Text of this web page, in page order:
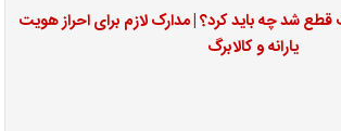
قطع شد چه باید کرد؟ | مدارک لازم برای احراز هویت
یارانه و کالابرگ